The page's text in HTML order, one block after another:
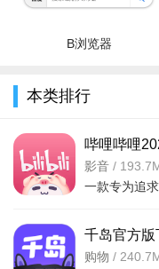
B浏览器
本类排行
哔哩哔哩
手机版
影音 /
千岛官方
购物 /